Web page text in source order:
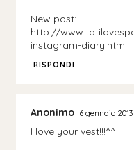
New post:
http://
instagram-diary.html
RISPONDI
Anonimo 6 gennaio
I love your vest!!!^^